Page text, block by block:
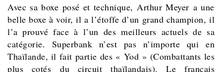
Avec sa boxe posé et technique, Arthur Meyer a une
belle boxe à voir, il a l’étoffe d’un grand champion, il
l’a prouvé face à l’un des meilleurs actuels de sa
catégorie. Superbank n’est pas n’importe qui en
Thaïlande, il fait partie des « Yod » (Combattants les
plus cotés du circuit thaïlandais). Le français